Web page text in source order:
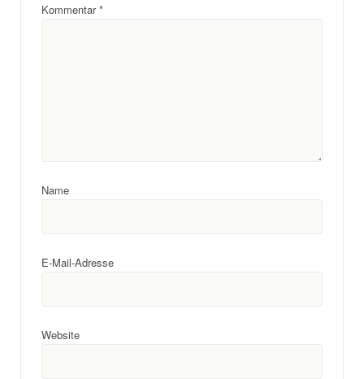
Kommentar*
Name
E-Mail-Adresse
Website